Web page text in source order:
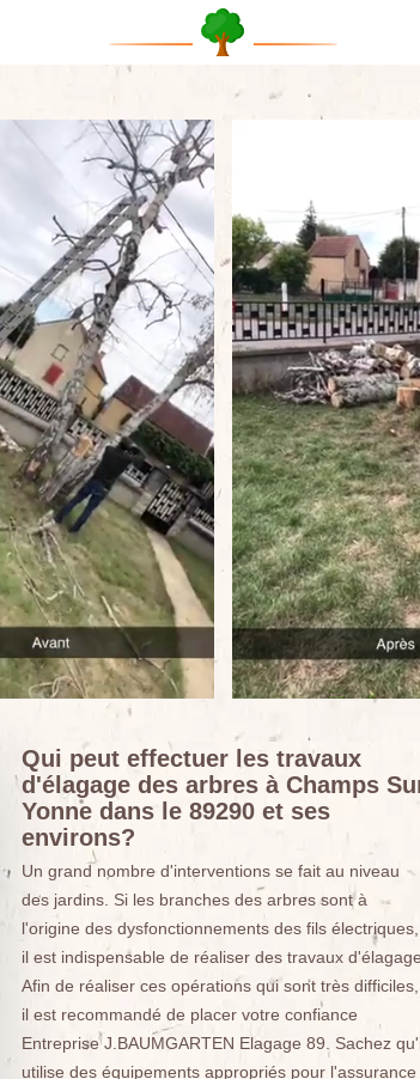
Qui peut effectuer les travaux
d'élagage des arbres à Champs
Yonne dans le 89290 et ses
environs?
Un grand nombre d'interventions se fait au niveau
des jardins. Si les branches des arbres sont à
l'origine des dysfonctionnements des fils électriques,
il est indispensable de réaliser des travaux d'élagage.
Afin de réaliser ces opérations qui sont très difficiles,
il est recommandé de placer votre confiance
Entreprise J.BAUMGARTEN Elagage 89. Sachez
utilise des équipements appropriés pour l'assurance